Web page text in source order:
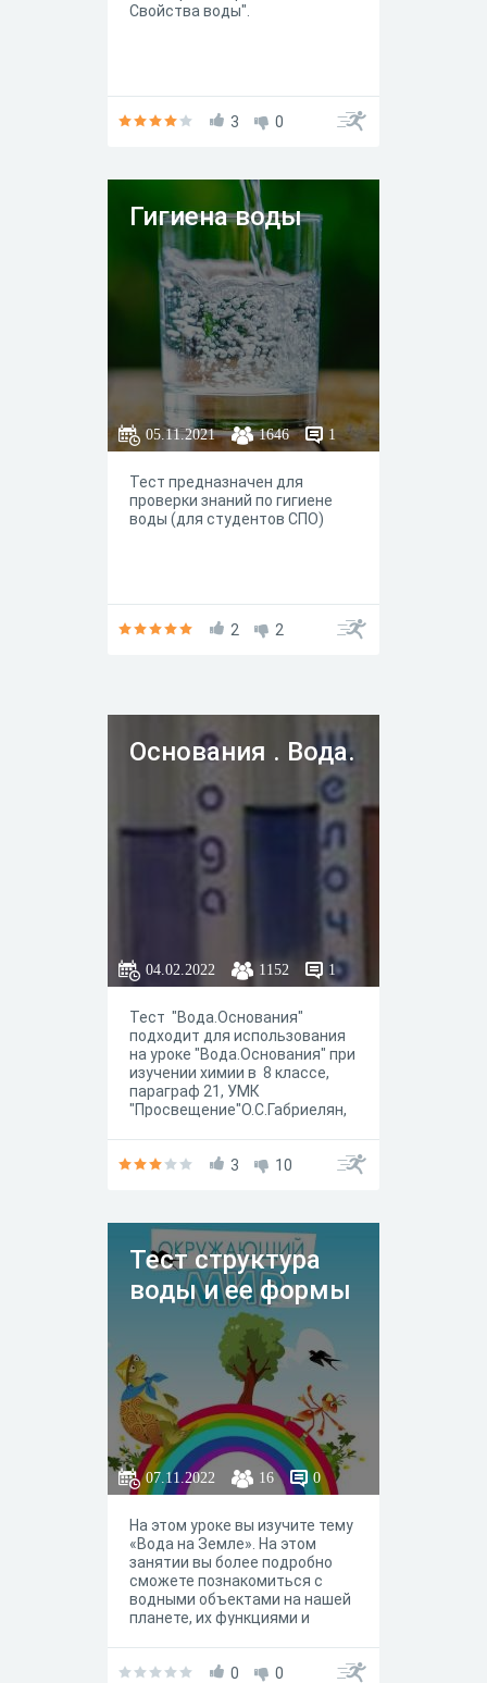
Свойства воды".
3 0
Гигиена воды
05.11.2021 1646 1
Тест предназначен для
проверки знаний по гигиене
воды (для студентов СПО)
2 2
Основания . Вода.
04.02.2022 1152 1
Тест "Вода.Основания"
подходит для использования
на уроке "Вода.Основания" при
изучении химии в 8 классе,
параграф 21, УМК
"Просвещение"О.С.Габриелян,
3 10
Тест структура
воды и ее формы
07.11.2022 16 0
На этом уроке вы изучите тему
«Вода на Земле». На этом
занятии вы более подробно
сможете познакомиться с
водными объектами на нашей
планете, их функциями и
взаимодействует с другими
0 0